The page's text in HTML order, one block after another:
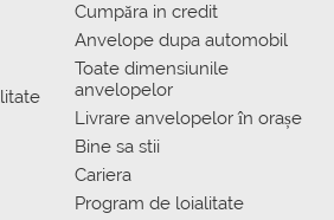
Сumpăra in credit
Anvelope dupa automobil
Toate dimensiunile
anvelopelor
Livrare anvelopelor în orașe
Bine sa stii
Cariera
Program de loialitate